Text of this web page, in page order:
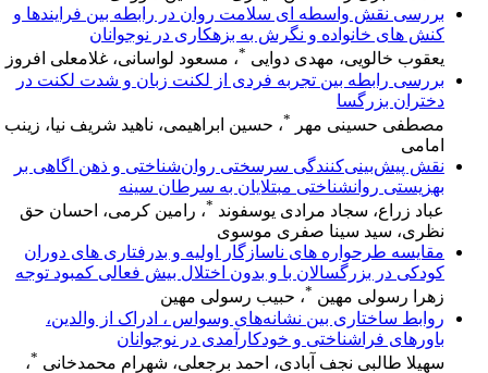
بررسی نقش واسطه ‌ای سلامت روان در رابطه بین فرایندها و
کنش های خانواده و نگرش به بزهکاری در نوجوانان
یعقوب خالویی، مهدی دوایی * ، مسعود لواسانی، غلامعلی افروز
بررسی رابطه بین تجربه فردی از لکنت زبان و شدت لکنت در
دختران بزرگسا
مصطفی حسینی مهر
*، حسین ابراهیمی، ناهید شریف نیا، زینب
امامی
نقش پیش‌بینی‌کنندگی سرسختی روان‌شناختی و ذهن اگاهی بر
بهزیستی روانشناختی مبتلایان به سرطان سینه
عباد زراع، سجاد مرادی یوسفوند *، رامین کرمی، احسان حق
نظری، سید سینا صفری موسوی
مقایسه طرحواره های ناسازگار اولیه و بدرفتاری های دوران
کودکی در بزرگسالان با و بدون اختلال بیش فعالی کمبود توجه
زهرا رسولی مهین * ، حبیب رسولی مهین
روابط ساختاری بین نشانه‌های وسواس ، ادراک از والدین،
باورهای فراشناختی و خودکارآمدی در نوجوانان
سهیلا طالبی نجف آبادی، احمد برجعلی، شهرام محمدخانی *،